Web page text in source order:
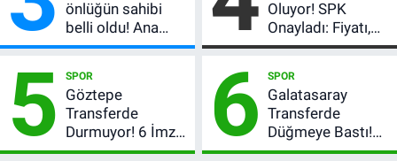
önlüğün sahibi
belli oldu! Ana
kadroya giren
oldu?
Oluyor! SPK
Onayladı: Fiyatı,
Lot Sayısı ve
Tarihi
5 SPOR
Göztepe
Transferde
Durmuyor! 6 İmza
Sonrası Yeni
6 SPOR
Galatasaray
Transferde
Düğmeye Bastı!
Leao, Camavinga